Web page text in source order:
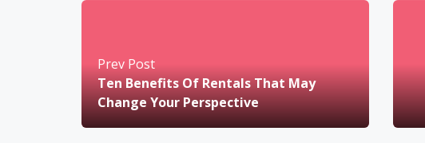
Prev Post
Ten Benefits Of Rentals That May
Change Your Perspective